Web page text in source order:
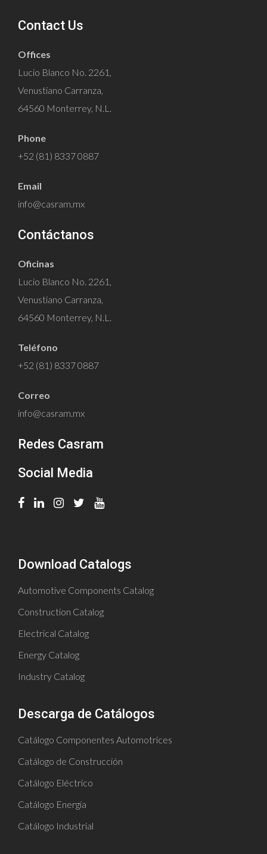
Contact Us
Offices
Lucio Blanco No. 2261,
Venustiano Carranza,
64560 Monterrey, N.L.
Phone
+52 (81) 8337 0887
Email
info@casram.mx
Contáctanos
Oficinas
Lucio Blanco No. 2261,
Venustiano Carranza,
64560 Monterrey, N.L.
Teléfono
+52 (81) 8337 0887
Correo
info@casram.mx
Redes Casram
Social Media
Download Catalogs
Automotive Components Catalog
Construction Catalog
Electrical Catalog
Energy Catalog
Industry Catalog
Descarga de Catálogos
Catálogo Componentes Automotrices
Catálogo de Construcción
Catálogo Eléctrico
Catálogo Energía
Catálogo Industrial